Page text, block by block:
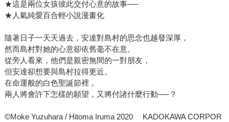
★這是兩位女孩彼此交付心意的故事──
★人氣純愛百合輕小說漫畫化
隨著日子一天天過去，安達對島村的思念也越發深厚，
然而島村對她的心意卻依舊毫不在意。
從旁人看來，他們是親密無間的一對朋友，
但安達卻想要與島村拉得更近。
在命運般的白色聖誕節裡，
兩人將會許下怎樣的願望，又將付諸什麼行動──？
©Moke Yuzuhara / Hitoma Iruma 2020 KADOKAWA CORPOR